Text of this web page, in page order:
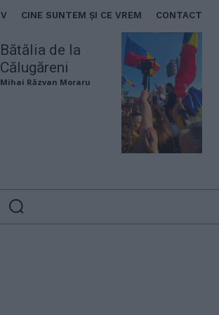
CINE SUNTEM ȘI CE VREM CONTACT
Bătălia de la
Călugăreni
Mihai Răzvan Moraru